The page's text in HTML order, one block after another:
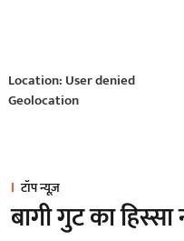
Location: User denied
Geolocation
टॉप न्यूज़
बागी गुट का